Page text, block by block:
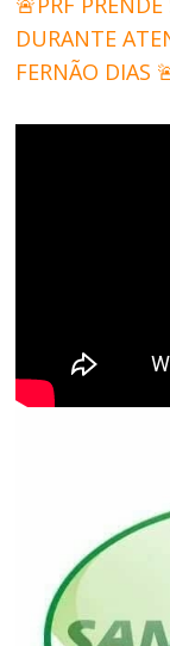
DURANTE
FERNÃO DIAS